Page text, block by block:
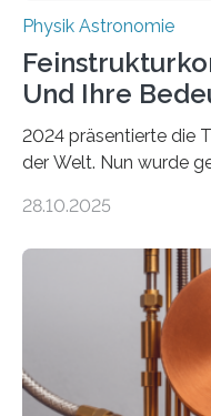
Physik Astronomie
Und Ihre
2024 präsentierte die
der Welt. Nun wurde
fundamentalen Physik
Messungen
vermutet, weltweit
Atomkern-Zuständen
einem Team der TU
internationaler Partner
Der lange diskutierte
28.10.2025